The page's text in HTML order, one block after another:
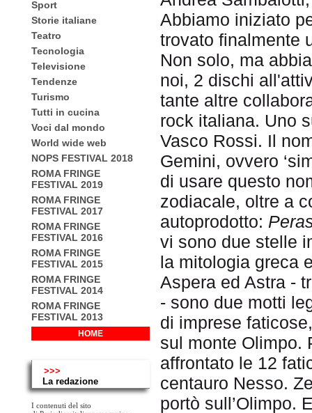
Sport
Storie italiane
Teatro
Tecnologia
Televisione
Tendenze
Turismo
Tutti in cucina
Voci dal mondo
World wide web
NOPS FESTIVAL 2018
ROMA FRINGE
FESTIVAL 2019
ROMA FRINGE
FESTIVAL 2017
ROMA FRINGE
FESTIVAL 2016
ROMA FRINGE
FESTIVAL 2015
ROMA FRINGE
FESTIVAL 2014
ROMA FRINGE
FESTIVAL 2013
HOME
>>>
La redazione
I contenuti del sito
Abbiamo iniziato
trovato finalmente
Non solo, ma
noi, 2 dischi
tante altre
rock italiana. Uno
Vasco Rossi. Il
Gemini, ovvero
di usare questo
zodiacale, oltre a
autoprodotto:
vi sono due stelle
la mitologia greca
Aspera ed Astra -
- sono due motti
di imprese
sul monte Olimpo.
affrontato le 12
centauro Nesso.
portò sull’Olimpo.